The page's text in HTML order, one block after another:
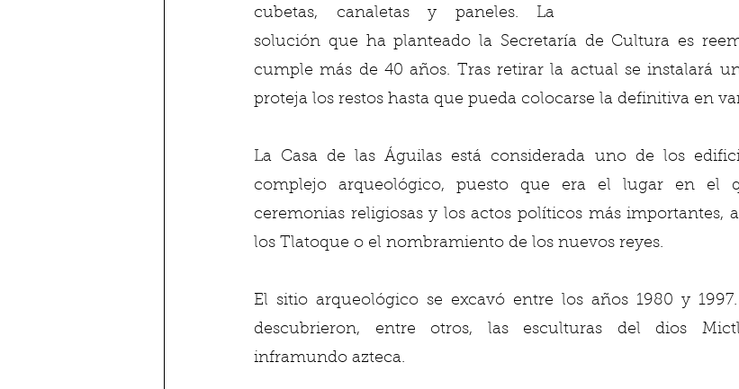
cubetas, canaletas y paneles. La
solución que ha planteado la Secretaría de Cultura es
cumple más de 40 años. Tras retirar la actual se instalará
proteja los restos hasta que pueda colocarse la definitiva en
La Casa de las Águilas está considerada uno de los
complejo arqueológico, puesto que era el lugar en el
ceremonias religiosas y los actos políticos más importantes,
los Tlatoque o el nombramiento de los nuevos reyes.
El sitio arqueológico se excavó entre los años 1980 y
descubrieron, entre otros, las esculturas del dios
inframundo azteca.